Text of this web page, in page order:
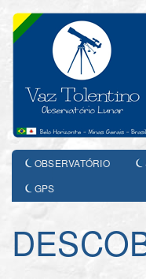
OBSERVATÓRIO
GPS